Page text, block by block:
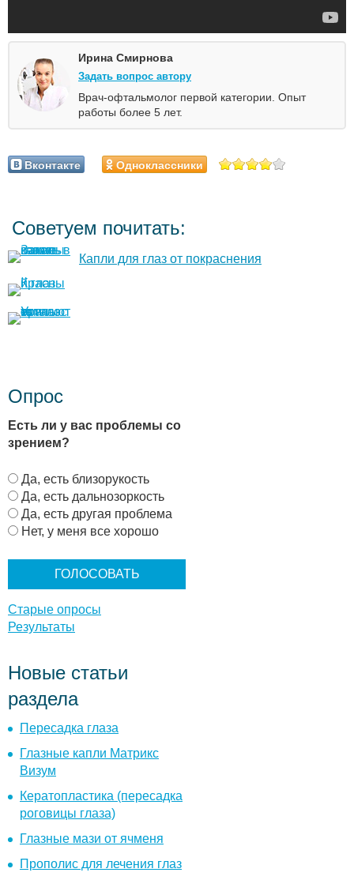
Ирина Смирнова
Задать вопрос автору
Врач-офтальмолог первой категории. Опыт
работы более 5 лет.
Вконтакте Одноклассники
Советуем почитать:
Капли для глаз от покраснения
Опрос
Есть ли у вас проблемы со
зрением?
В
а
р
и
Да, есть близорукость
Да, есть дальнозоркость
Да, есть другая проблема
Нет, у меня все хорошо
Старые опросы
Результаты
Новые статьи
раздела
Пересадка глаза
Глазные капли Матрикс
Визум
Кератопластика (пересадка
роговицы глаза)
Глазные мази от ячменя
Прополис для лечения глаз